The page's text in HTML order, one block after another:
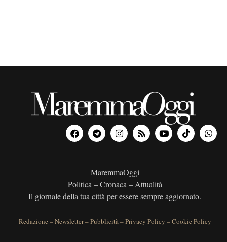
MaremmaOggi
Politica – Cronaca – Attualità
Il giornale della tua città per essere sempre aggiornato.
Redazione –Newsletter–Pubblicità–Privacy Policy –Cookie Policy